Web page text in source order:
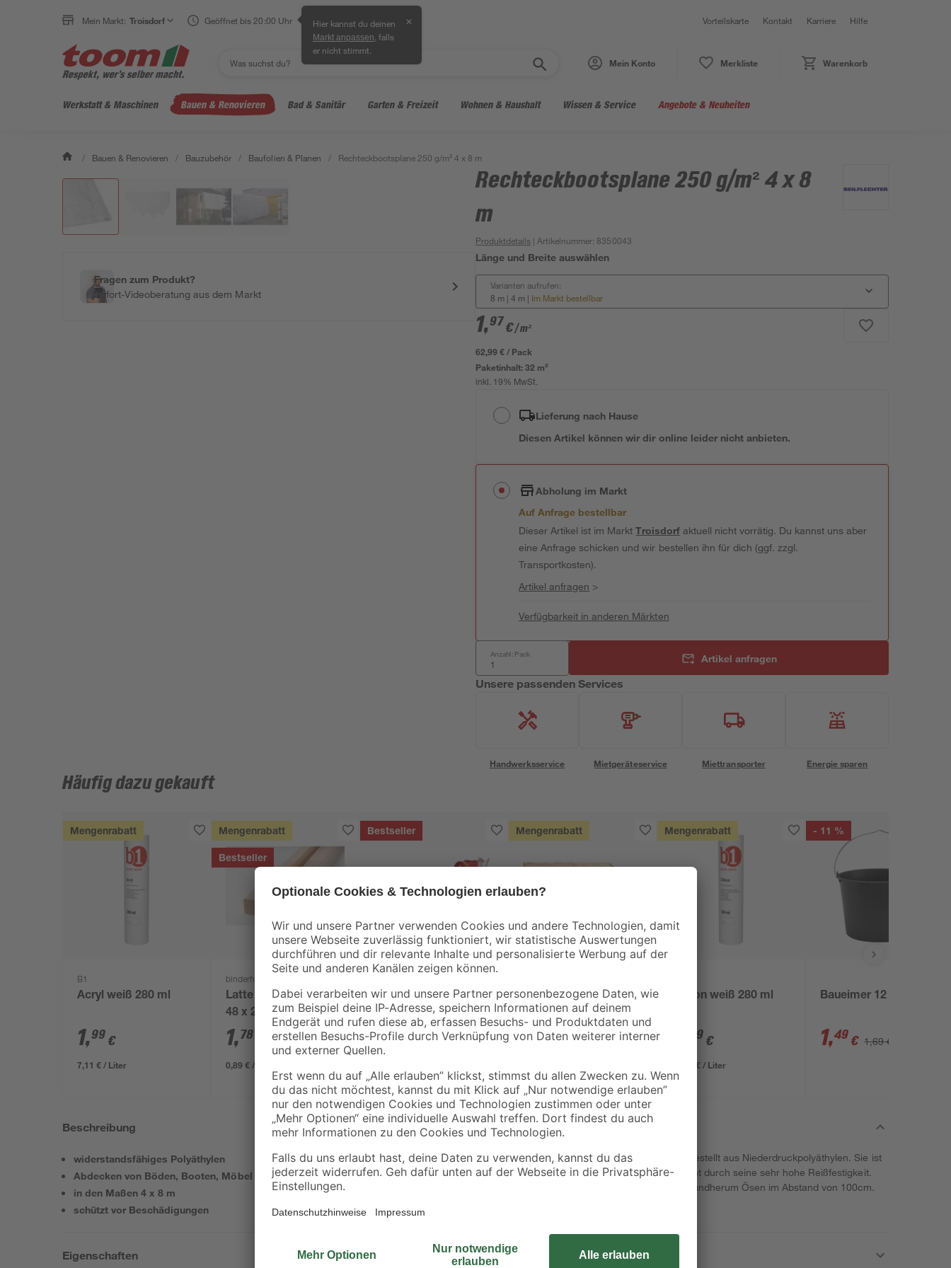
Mein Markt: Troisdorf Geöffnet bis 20:00 Uhr Hier kannst du deinen
Markt anpassen , falls
er nicht stimmt.
✕ Vorteilskarte Kontakt Karriere Hilfe
Mein Konto Merkliste Warenkorb
Werkstatt & Maschinen Bauen & Renovieren Bad & Sanitär Garten & Freizeit Wohnen & Haushalt Wissen & Service Angebote & Neuheiten
/ Bauen & Renovieren / Bauzubehör / Baufolien & Planen / Rechteckbootsplane 250 g/m² 4 x 8 m
Fragen zum Produkt?
Sofort-Videoberatung aus dem Markt
Rechteckbootsplane 250 g/m² 4 x 8
m
Produktdetails | Artikelnummer: 8350043
Länge und Breite auswählen
Varianten aufrufen:
8 m | 4 m | Im Markt bestellbar
1,97€/ m²
62,99 € / Pack
Paketinhalt:32 m²
inkl. 19% MwSt.
Lieferung nach Hause
Diesen Artikel können wir dir online leider nicht anbieten.
Abholung im Markt
Auf Anfrage bestellbar
Dieser Artikel ist im MarktTroisdorfaktuell nicht vorrätig. Du kannst uns aber
eine Anfrage schicken und wir bestellen ihn für dich (ggf. zzgl.
Transportkosten).
Artikel anfragen >
Verfügbarkeit in anderen Märkten
Anzahl: Pack Artikel anfragen
Unsere passenden Services
Handwerksservice Mietgeräteservice Miettransporter Energie sparen
Häufig dazu gekauft
Mengenrabatt
B1
Acryl weiß 280 ml
1,99 €
7,11 € / Liter
Mengenrabatt
Bestseller
binderholz
Latte sägerau 2000 x
48 x 24 mm
1,78
0,89 € / Meter
Bestseller
Kartuschenpresse
230 mm
5,99 €
Mengenrabatt
OSB3-Verlegeplatte
'Cityboard'
ungeschliffen 1690 x
5,99 €/ m²
Mengenrabatt
Silikon weiß 280 ml
49 €
12,46 € / Liter
- 11 %
Baueimer 12 l
1,49 € 1,69 €
Beschreibung
widerstandsfähiges Polyäthylen
Abdecken von Böden, Booten, Möbel
in den Maßen 4 x 8 m
schützt vor Beschädigungen
Die Abdeckplane der Firma Seilflechter ist herrgestellt aus Niederdruckpolyäthylen. Sie ist
beidseitig beschichtet, UV-stabilisiert und besticht durch seine sehr hohe Reißfestigkeit.
Die Plane ist sehr Lichtdurchlässigkeit und hat rundherum Ösen im Abstand von 100cm.
Eigenschaften